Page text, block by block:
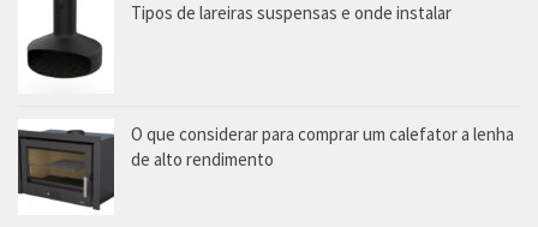
Tipos de lareiras suspensas e onde instalar
O que considerar para comprar um calefator a lenha
de alto rendimento